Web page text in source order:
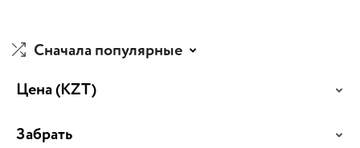
Сначала популярные
Цена(KZT)
Забрать